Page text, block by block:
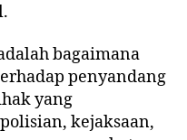
bagaimana
penyandang
yang
kejaksaan,